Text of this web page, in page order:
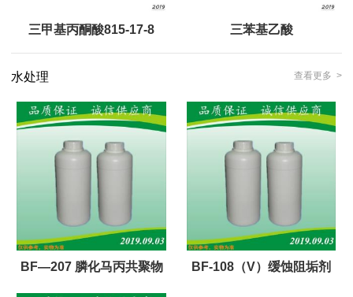
三甲基丙酮酸815-17-8 三苯基乙酸
水处理 查看更多 >
BF—207 膦化马丙共聚物 BF-108（V）缓蚀阻垢剂